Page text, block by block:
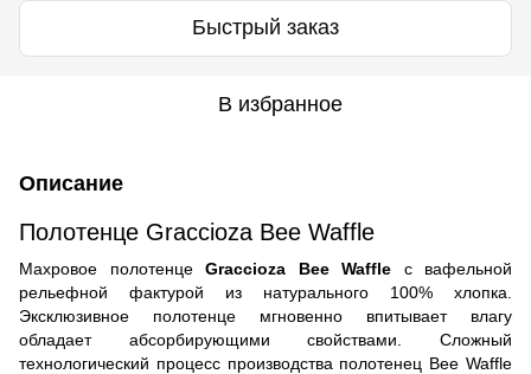
Быстрый заказ
В избранное
Описание
Полотенце Graccioza Bee Waffle
Махровое полотенце Graccioza Bee Waffle с вафельной
рельефной фактурой из натурального 100% хлопка.
Эксклюзивное полотенце мгновенно впитывает влагу
обладает абсорбирующими свойствами. Сложный
технологический процесс производства полотенец Bee Waffle